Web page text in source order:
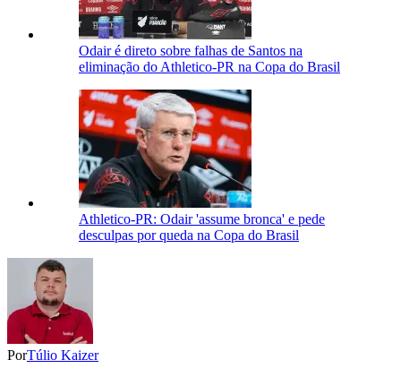
Odair é direto sobre falhas de Santos na
eliminação do Athletico-PR na Copa do Brasil
Athletico-PR: Odair 'assume bronca' e pede
desculpas por queda na Copa do Brasil
PorTúlio Kaizer